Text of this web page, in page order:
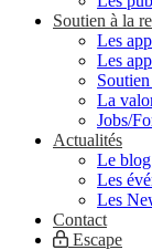
Soutien à la
Les
Les
La
Jobs/
Actualités
Le
Les
Les
Contact
Escape